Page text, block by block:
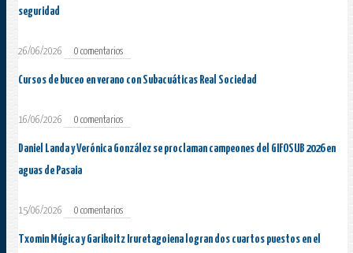
seguridad
26/06/2026 0 comentarios
Cursos de buceo en verano con Subacuáticas Real Sociedad
16/06/2026 0 comentarios
Daniel Landa y Verónica González se proclaman campeones del GIFOSUB 2026 en
aguas de Pasaia
15/06/2026 0 comentarios
Txomin Múgica y Garikoitz Iruretagoiena logran dos cuartos puestos en el